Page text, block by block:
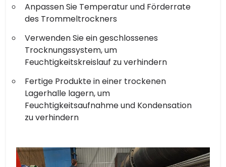
Anpassen Sie Temperatur und Förderrate
des Trommeltrockners
Verwenden Sie ein geschlossenes
Trocknungssystem, um
Feuchtigkeitskreislauf zu verhindern
Fertige Produkte in einer trockenen
Lagerhalle lagern, um
Feuchtigkeitsaufnahme und Kondensation
zu verhindern